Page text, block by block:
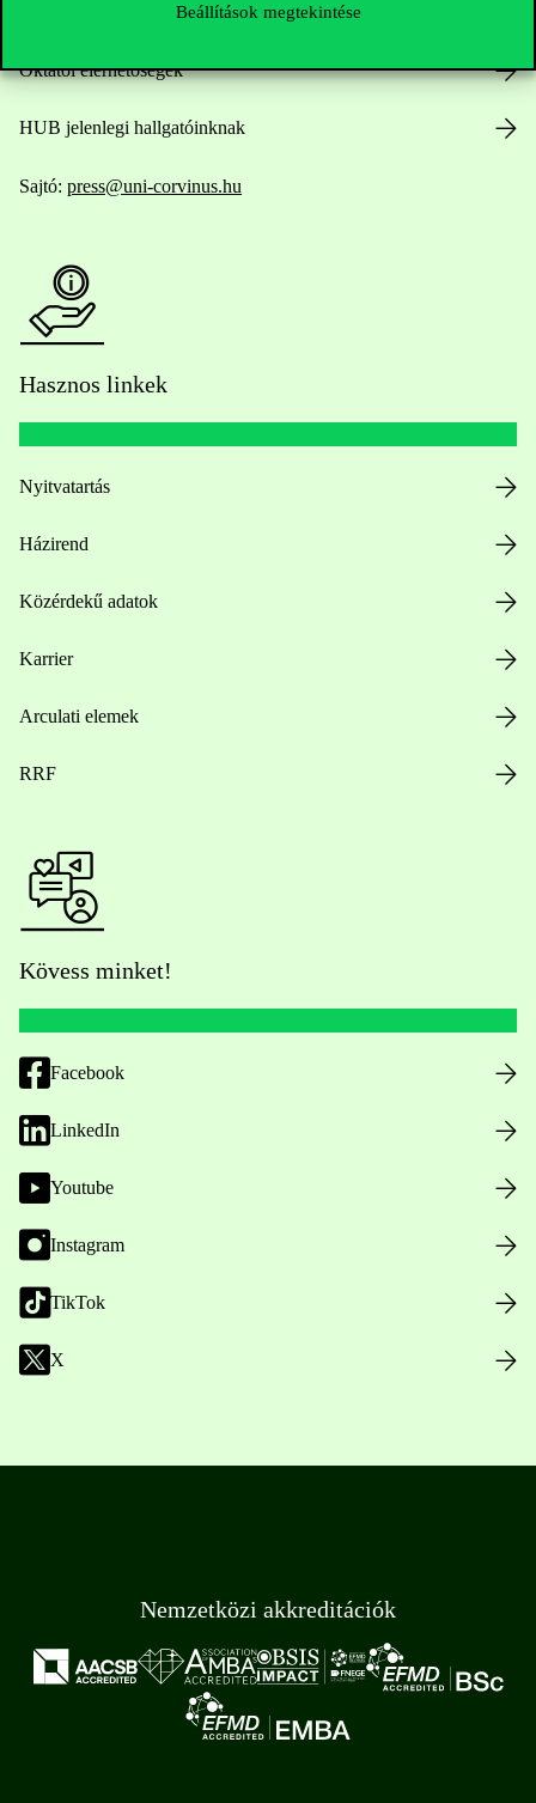
Beállítások megtekintése
Kérdésed van a felvételivel kapcsolatban?
Oktatói elérhetőségek
HUB jelenlegi hallgatóinknak
Sajtó: press@uni-corvinus.hu
Hasznos linkek
Nyitvatartás
Házirend
Közérdekű adatok
Karrier
Arculati elemek
RRF
Kövess minket!
Facebook
LinkedIn
Youtube
Instagram
TikTok
X
Nemzetközi akkreditációk